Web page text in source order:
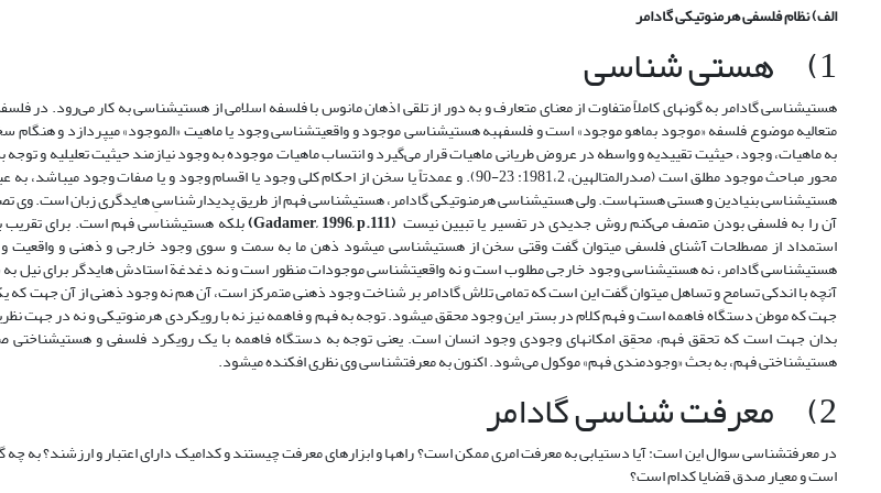
الف) نظام فلسفی هرمنوتیکی گادامر
1) هستی شناسی
هستی‏شناسی گادامر به گونه­ای کاملاً متفاوت از معنای متعارف و به دور از تلقی اذهان مانوس با فلسفه اسلامی از هستی‏شناسی به کار می‌رود. در
متعالیه موضوع فلسفه «موجود بماهو موجود» است و فلسفهبه هستی‏شناسی موجود و واقعیت‏شناسی وجود یا ماهیت «الموجود» می­پردازد و هنگام
به ماهیات، وجود، حیثیت تقییدیه و واسطه در عروض طریانی ماهیات قرار می‌گیرد و انتساب ماهیات موجوده به وجود نیازمند حیثیت تعلیلیه و
محور مباحث موجود مطلق است (صدرالمتالهین، 1981،2: 23-90). و عمدتاً یا سخن از احکام کلی وجود یا اقسام وجود و یا
هستی‏شناسی بنیادین و هستی هست‏هاست. ولی هستی‏شناسی هرمنوتیکی گادامر، هستی‏شناسی فهم از طریق پدیدارشناسیِ هایدگری زبان است. وی
آن را به فلسفی بودن متصف می‌کنم روش جدیدی در تفسیر یا تبیین نیست (Gadamer, 1996, p.111) بلکه هستی‏شناسی فهم است. برای
استمداد از مصطلحات آشنای فلسفی می­توان گفت وقتی سخن از هستی‏شناسی می‏شود ذهن ما به سمت و سوی وجود خارجی و ذهنی و واقعیت
هستی‏شناسی گادامر، نه هستی‏شناسی وجود خارجی مطلوب است و نه واقعیت‏شناسی موجودات منظور است و نه دغدغة استادش هایدگر برای نیل
آنچه با اندکی تسامح و تساهل می‏توان گفت این است که تمامی تلاش گادامر بر شناخت وجود ذهنی متمرکز است، آن هم نه وجود ذهنی از آن جهت که
جهت که موطن دستگاه فاهمه است و فهم کلام در بستر این وجود محقق می‏شود. توجه به فهم و فاهمه نیز نه با رویکردی هرمنوتیکی و نه در جهت
بدان جهت است که تحقق فهم، محقِق امکان­های وجودی وجود انسان است. یعنی توجه به دستگاه فاهمه با یک رویکرد فلسفی و
هستی‏شناختی فهم، به بحث «وجودمندی فهم» موکول می‌شود. اکنون به معرفت‏شناسی وی نظری افکنده می­شود.
2) معرفت شناسی گادامر
در معرفت‏شناسی سوال این است: آیا دستیابی به معرفت امری ممکن است؟ راه‏ها و ابزارهای معرفت چیستند و کدامیک دارای اعتبار و ارزشند؟ به
است و معیار صدق قضایا کدام است؟